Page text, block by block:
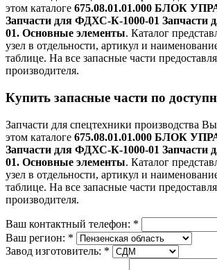
этом каталоге 675.08.01.01.000 БЛОК
Запчасти для ФДХС-К-1000-01 Запчасти
01. Основные элементы. Каталог
узел в отдельности, артикул и
таблице. На все запасные части
производителя.
Купить запасные части по
Запчасти для спецтехники производства Вы
этом каталоге 675.08.01.01.000 БЛОК
Запчасти для ФДХС-К-1000-01 Запчасти
01. Основные элементы. Каталог
узел в отдельности, артикул и
таблице. На все запасные части
производителя.
Ваш контактный телефон: *
Ваш регион: *
Завод изготовитель: *